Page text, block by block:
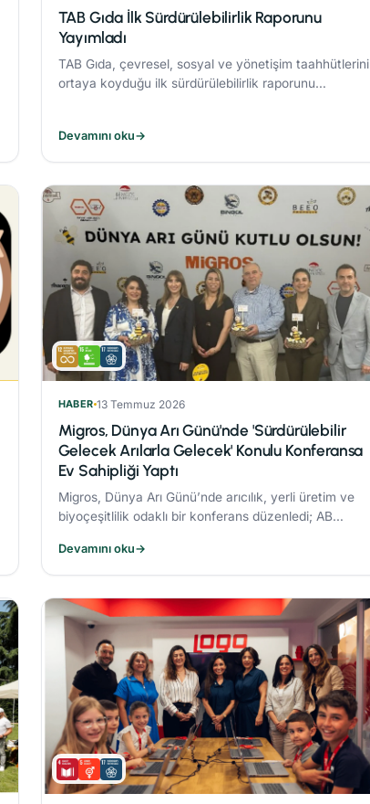
TAB Gıda İlk Sürdürülebilirlik Raporunu
Yayımladı
TAB Gıda, çevresel, sosyal ve yönetişim taahhütlerini
ortaya koyduğu ilk sürdürülebilirlik raporunu
Devamını oku→
HABER 13 Temmuz 2026
Migros, Dünya Arı Günü'nde 'Sürdürülebilir
Gelecek Arılarla Gelecek' Konulu Konferansa
Ev Sahipliği Yaptı
Migros, Dünya Arı Günü’nde arıcılık, yerli üretim ve
biyoçeşitlilik odaklı bir konferans düzenledi; AB
çevre dostu üretim konuları ele alındı.
Devamını oku→